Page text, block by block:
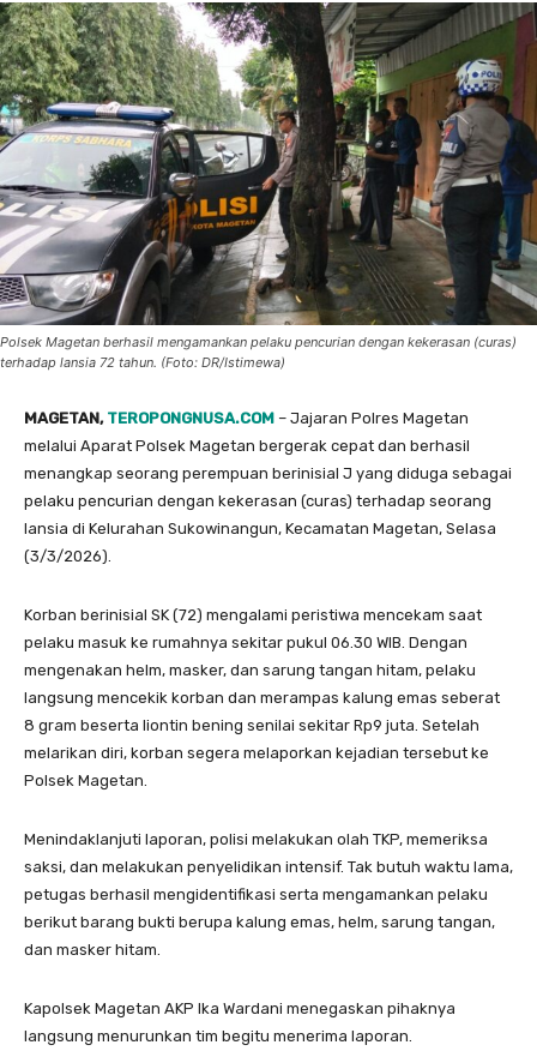
Polsek Magetan berhasil mengamankan pelaku pencurian dengan kekerasan (curas)
terhadap lansia 72 tahun. (Foto: DR/Istimewa)
MAGETAN, TEROPONGNUSA.COM – Jajaran Polres Magetan
melalui Aparat Polsek Magetan bergerak cepat dan berhasil
menangkap seorang perempuan berinisial J yang diduga sebagai
pelaku pencurian dengan kekerasan (curas) terhadap seorang
lansia di Kelurahan Sukowinangun, Kecamatan Magetan, Selasa
(3/3/2026).
Korban berinisial SK (72) mengalami peristiwa mencekam saat
pelaku masuk ke rumahnya sekitar pukul 06.30 WIB. Dengan
mengenakan helm, masker, dan sarung tangan hitam, pelaku
langsung mencekik korban dan merampas kalung emas seberat
8 gram beserta liontin bening senilai sekitar Rp9 juta. Setelah
melarikan diri, korban segera melaporkan kejadian tersebut ke
Polsek Magetan.
Menindaklanjuti laporan, polisi melakukan olah TKP, memeriksa
saksi, dan melakukan penyelidikan intensif. Tak butuh waktu lama,
petugas berhasil mengidentifikasi serta mengamankan pelaku
berikut barang bukti berupa kalung emas, helm, sarung tangan,
dan masker hitam.
Kapolsek Magetan AKP Ika Wardani menegaskan pihaknya
langsung menurunkan tim begitu menerima laporan.